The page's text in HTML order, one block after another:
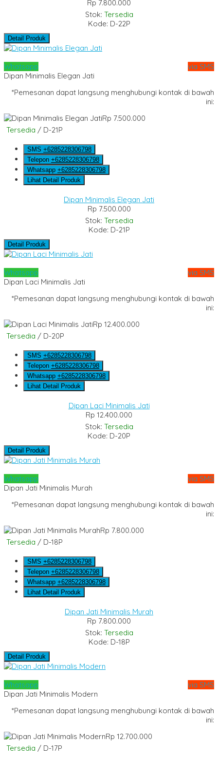
Rp 7.800.000
Stok: Tersedia
Kode: D-22P
Detail Produk
Whatsapp
via SMS
Dipan Minimalis Elegan Jati
*Pemesanan dapat langsung menghubungi kontak di bawah
ini:
Rp 7.500.000
Tersedia / D-21P
SMS +6285228306798
Telepon +6285228306798
Whatsapp +6285228306798
Lihat Detail Produk
Dipan Minimalis Elegan Jati
Rp 7.500.000
Stok: Tersedia
Kode: D-21P
Detail Produk
Whatsapp
via SMS
Dipan Laci Minimalis Jati
*Pemesanan dapat langsung menghubungi kontak di bawah
ini:
Rp 12.400.000
Tersedia / D-20P
SMS +6285228306798
Telepon +6285228306798
Whatsapp +6285228306798
Lihat Detail Produk
Dipan Laci Minimalis Jati
Rp 12.400.000
Stok: Tersedia
Kode: D-20P
Detail Produk
Whatsapp
via SMS
Dipan Jati Minimalis Murah
*Pemesanan dapat langsung menghubungi kontak di bawah
ini:
Rp 7.800.000
Tersedia / D-18P
SMS +6285228306798
Telepon +6285228306798
Whatsapp +6285228306798
Lihat Detail Produk
Dipan Jati Minimalis Murah
Rp 7.800.000
Stok: Tersedia
Kode: D-18P
Detail Produk
Whatsapp
via SMS
Dipan Jati Minimalis Modern
*Pemesanan dapat langsung menghubungi kontak di bawah
ini:
Rp 12.700.000
Tersedia / D-17P